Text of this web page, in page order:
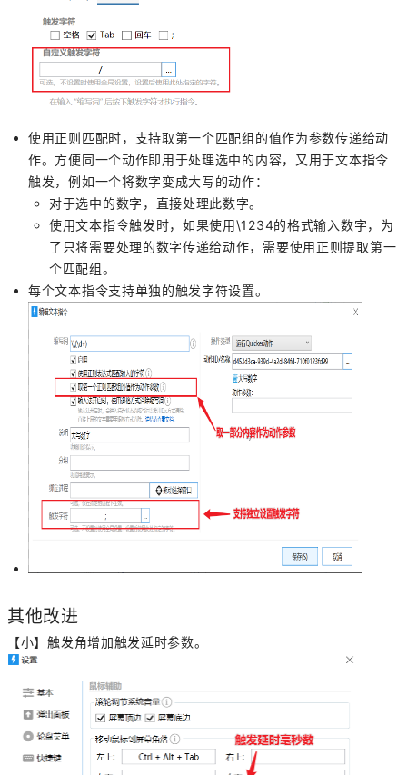
使用正则匹配时，支持取第一个匹配组的值作为参数传递给动
作。方便同一个动作即用于处理选中的内容，又用于文本指令
触发，例如一个将数字变成大写的动作：
对于选中的数字，直接处理此数字。
使用文本指令触发时，如果使用\1234的格式输入数字，为
了只将需要处理的数字传递给动作，需要使用正则提取第一
个匹配组。
每个文本指令支持单独的触发字符设置。
其他改进
【小】触发角增加触发延时参数。